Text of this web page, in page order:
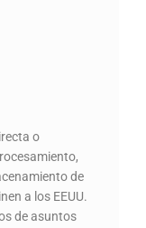
o
de
a los EEUU.
de asuntos